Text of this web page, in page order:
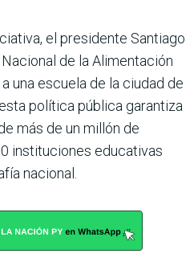
el pre­sidente Santiago
de la Alimentación
una escuela de la ciudad de
política pública garantiza
más de un millón de
instituciones educativas
nacional.